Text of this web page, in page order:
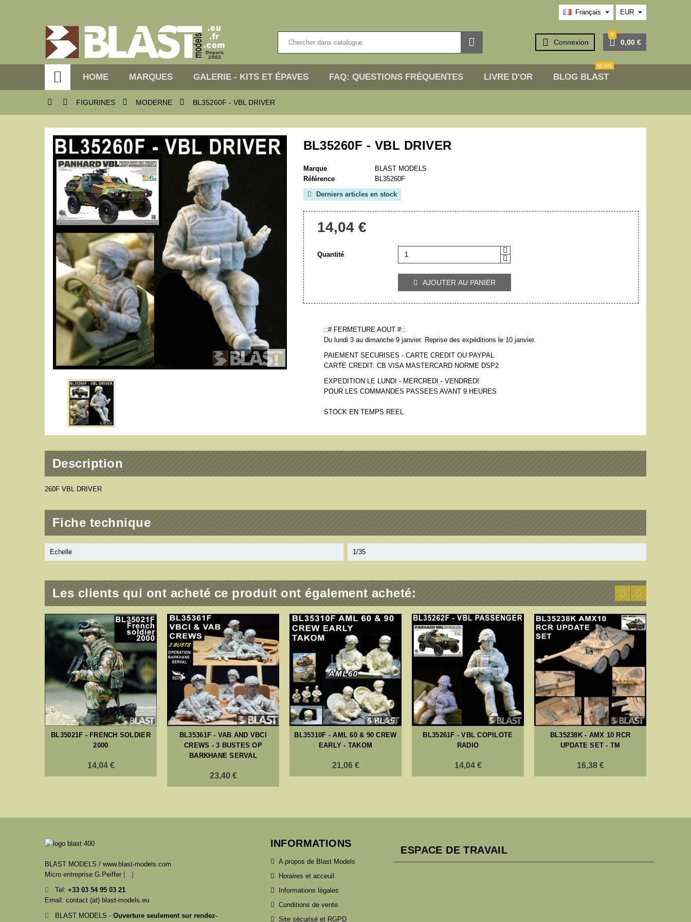
Français EUR
  Connexion  0,00 €
0
 HOME MARQUES GALERIE - KITS ET ÉPAVES FAQ: QUESTIONS FRÉQUENTES LIVRE D'OR BLOG BLAST
NEWS
  FIGURINES  MODERNE  BL35260F - VBL DRIVER

BL35260F - VBL DRIVER
Marque
BLAST MODELS
Référence
BL35260F
 Derniers articles en stock
14,04 €
Quantité
 AJOUTER AU PANIER
::# FERMETURE AOUT #::
Du lundi 3 au dimanche 9 janvier. Reprise des expéditions le 10 janvier.
PAIEMENT SECURISES - CARTE CREDIT OU PAYPAL
CARTE CREDIT: CB VISA MASTERCARD NORME DSP2
EXPEDITION LE LUNDI - MERCREDI - VENDREDI
POUR LES COMMANDES PASSEES AVANT 9 HEURES
STOCK EN TEMPS REEL
Description
260F VBL DRIVER
Fiche technique
Echelle 1/35
Les clients qui ont acheté ce produit ont également acheté:
BL35021F - FRENCH SOLDIER
2000
14,04 €
BL35361F - VAB AND VBCI
CREWS - 3 BUSTES OP
BARKHANE SERVAL
23,40 €
BL35310F - AML 60 & 90 CREW
EARLY - TAKOM
21,06 €
BL35261F - VBL COPILOTE
RADIO
14,04 €
BL35238K - AMX 10 RCR
UPDATE SET - TM
16,38 €
BLAST MODELS / www.blast-models.com
Micro entreprise G.Peiffer [...]
Tel: +33 03 54 95 03 21
Email: contact (at) blast-models.eu
BLAST MODELS - Ouverture seulement sur rendez-
INFORMATIONS
A propos de Blast Models
Horaires et acceuil
Informations légales
Conditions de vente
Site sécurisé et RGPD
ESPACE DE TRAVAIL